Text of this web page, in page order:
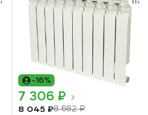
-16%
7 306 ₽
8 045 ₽8 682 ₽